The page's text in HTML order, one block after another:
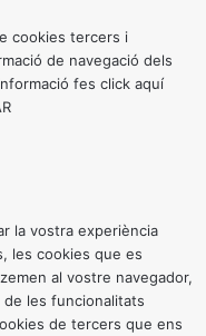
cookies tercers i
de navegació dels
fes click aquí
la vostra experiència
les cookies que es
al vostre navegador,
les funcionalitats
de tercers que ens